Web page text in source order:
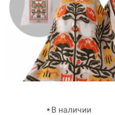
В наличии